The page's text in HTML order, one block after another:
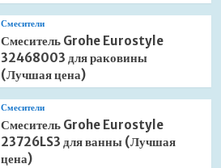
Смесители
Смеситель Grohe Eurostyle
32468003 для раковины
(Лучшая цена)
Смесители
Смеситель Grohe Eurostyle
23726LS3 для ванны (Лучшая
цена)